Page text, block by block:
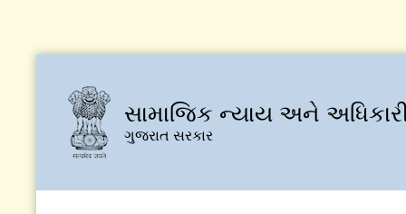
સામાજિક ન્યાય અને
ગુજરાત સરકાર